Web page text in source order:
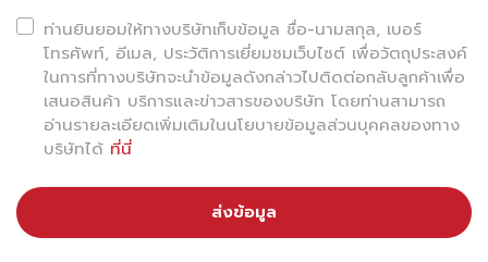
ท่านยินยอมให้ทางบริษัทเก็บข้อมูล ชื่อ-นามสกุล, เบอร์
โทรศัพท์, อีเมล, ประวัติการเยี่ยมชมเว็บไซต์ เพื่อวัตถุประสงค์
ในการที่ทางบริษัทจะนำข้อมูลดังกล่าวไปติดต่อกลับลูกค้าเพื่อ
เสนอสินค้า บริการและข่าวสารของบริษัท โดยท่านสามารถ
อ่านรายละเอียดเพิ่มเติมในนโยบายข้อมูลส่วนบุคคลของทาง
บริษัทได้ ที่นี่
ส่งข้อมูล